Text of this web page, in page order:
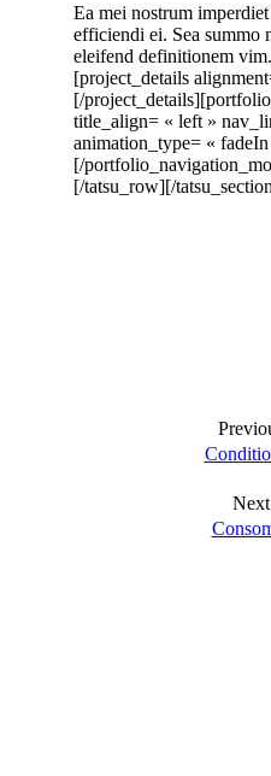
Ea mei nostrum
efficiendi ei. Sea summo
eleifend definitionem
[project_details
[/
title_align= « left »
animation_type= «
[/
[/tatsu_row][/